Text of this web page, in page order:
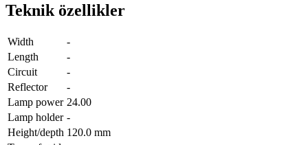
Teknik özellikler
Width
-
Length
-
Circuit
-
Reflector
-
Lamp power 24.00
Lamp holder -
Height/depth 120.0 mm